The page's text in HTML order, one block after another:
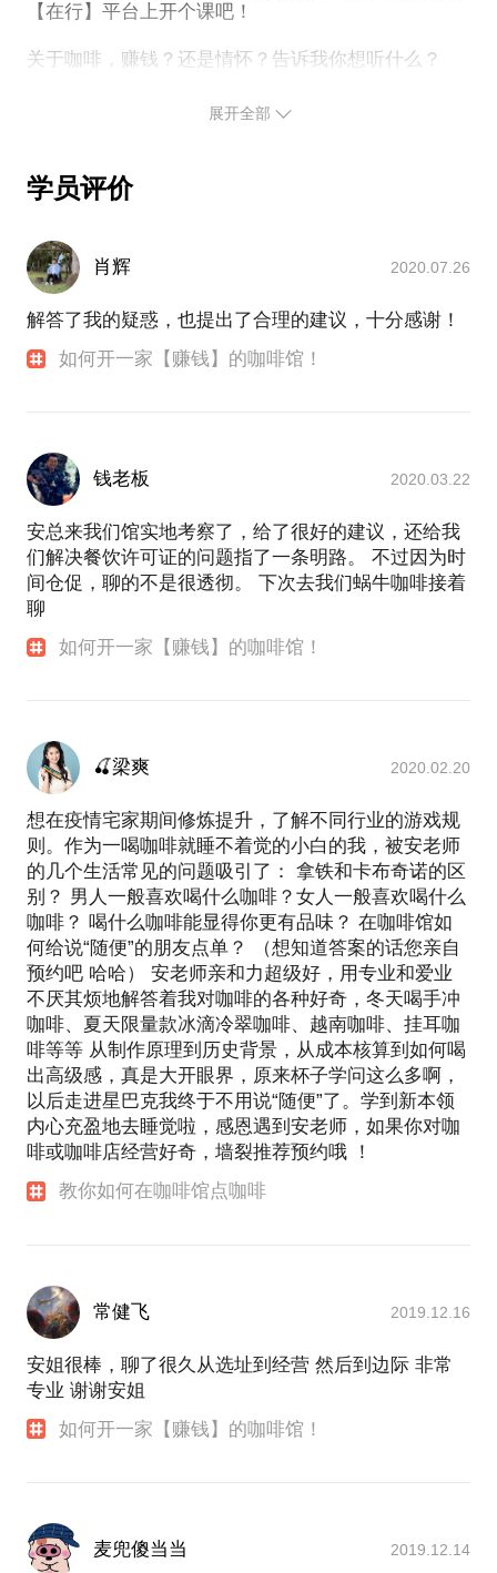
PS.在选择与我见面前，请把你的问题更具体化。毕
提前发给我，方便我做更精确的准备，提升见面效
【在行】平台上开个课吧！
关于咖啡，赚钱？还是情怀？告诉我你想听什么？
80后女孩双井开店做公益
http://mp.weixin.qq.com/s?
（一）
http://mp.weixin.qq.com/s?
http://探店 | 蜗牛咖啡国贸店老板安子（安文萍）专访
（二）
展开全部
学员评价
肖辉 2020.07.26
解答了我的疑惑，也提出了合理的建议，十分感谢！
如何开一家【赚钱】的咖啡馆！
钱老板 2020.03.22
安总来我们馆实地考察了，给了很好的建议，还给我
们解决餐饮许可证的问题指了一条明路。 不过因为时
间仓促，聊的不是很透彻。 下次去我们蜗牛咖啡接着
聊
如何开一家【赚钱】的咖啡馆！
🍒梁爽 2020.02.20
想在疫情宅家期间修炼提升，了解不同行业的游戏规
则。作为一喝咖啡就睡不着觉的小白的我，被安老师
的几个生活常见的问题吸引了： 拿铁和卡布奇诺的区
别？ 男人一般喜欢喝什么咖啡？女人一般喜欢喝什么
咖啡？ 喝什么咖啡能显得你更有品味？ 在咖啡馆如
何给说“随便”的朋友点单？ （想知道答案的话您亲自
预约吧 哈哈） 安老师亲和力超级好，用专业和爱业
不厌其烦地解答着我对咖啡的各种好奇，冬天喝手冲
咖啡、夏天限量款冰滴冷翠咖啡、越南咖啡、挂耳咖
啡等等 从制作原理到历史背景，从成本核算到如何喝
出高级感，真是大开眼界，原来杯子学问这么多啊，
以后走进星巴克我终于不用说“随便”了。学到新本领
内心充盈地去睡觉啦，感恩遇到安老师，如果你对咖
啡或咖啡店经营好奇，墙裂推荐预约哦 ！
教你如何在咖啡馆点咖啡
常健飞 2019.12.16
安姐很棒，聊了很久从选址到经营 然后到边际 非常
专业 谢谢安姐
如何开一家【赚钱】的咖啡馆！
麦兜傻当当 2019.12.14